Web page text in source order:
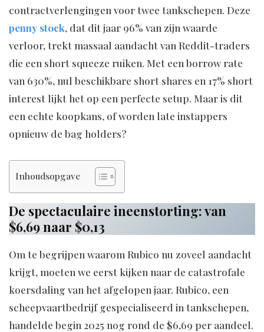
contractverlengingen voor twee tankschepen. Deze
penny stock, dat dit jaar 96% van zijn waarde
verloor, trekt massaal aandacht van Reddit-traders
die een short squeeze ruiken. Met een borrow rate
van 630%, nul beschikbare short shares en 17% short
interest lijkt het op een perfecte setup. Maar is dit
een echte koopkans, of worden late instappers
opnieuw de bag holders?
Inhoudsopgave
De spectaculaire ineenstorting: van
$6,69 naar $0,13
Om te begrijpen waarom Rubico nu zoveel aandacht
krijgt, moeten we eerst kijken naar de catastrofale
koersdaling van het afgelopen jaar. Rubico, een
scheepvaartbedrijf gespecialiseerd in tankschepen,
handelde begin 2025 nog rond de $6,69 per aandeel.